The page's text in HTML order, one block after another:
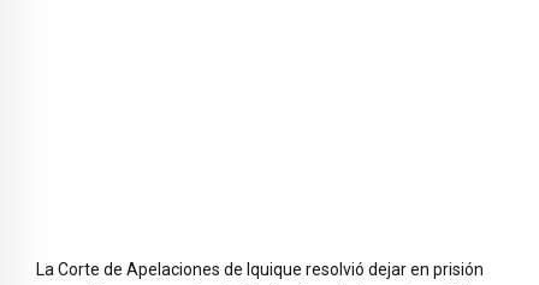
La Corte de Apelaciones de Iquique resolvió dejar en prisión